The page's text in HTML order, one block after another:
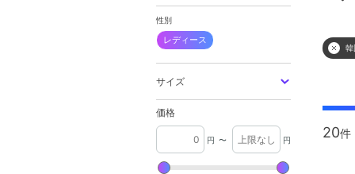
性別
レディース
サイズ
価格
円 〜 円
韓
20